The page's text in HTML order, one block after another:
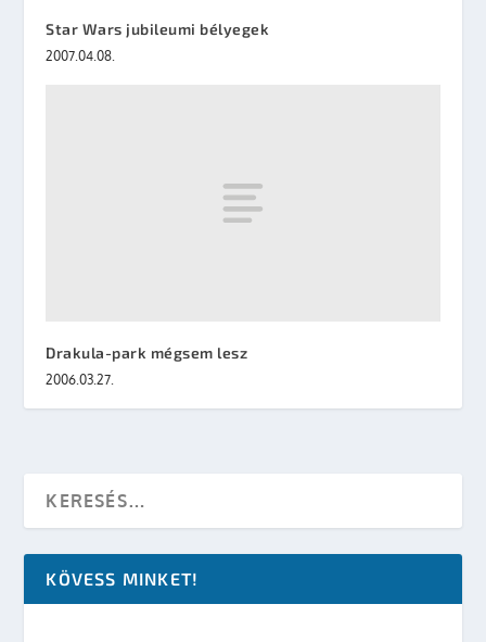
Star Wars jubileumi bélyegek
2007.04.08.
Drakula-park mégsem lesz
2006.03.27.
KÖVESS MINKET!